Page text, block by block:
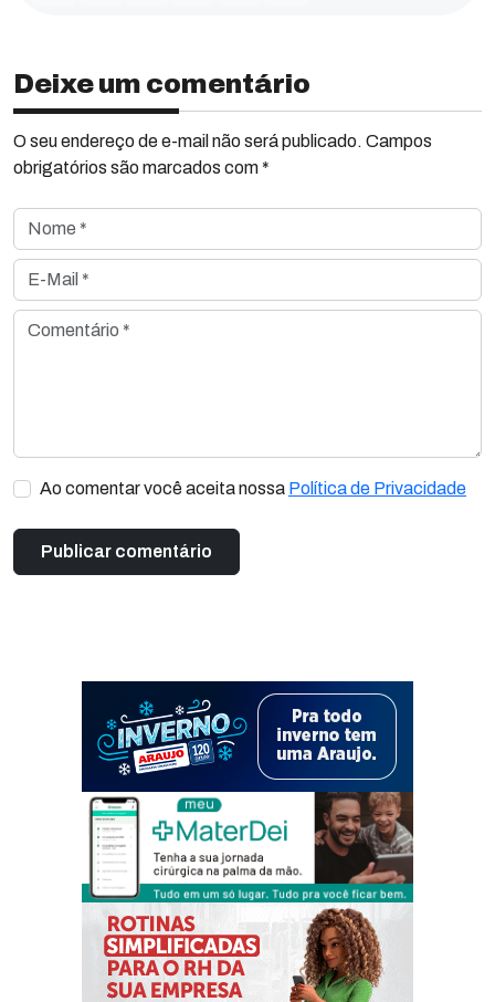
Deixe um comentário
O seu endereço de e-mail não será publicado. Campos
obrigatórios são marcados com *
Nome *
E-Mail *
Comentário *
Ao comentar você aceita nossa Política de Privacidade